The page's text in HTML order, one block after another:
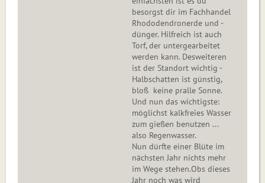
besorgst dir im Fachhandel
Rhododendronerde und -
dünger. Hilfreich ist auch
Torf, der untergearbeitet
werden kann. Desweiteren
ist der Standort wichtig -
Halbschatten ist günstig,
bloß keine pralle Sonne.
Und nun das wichtigste:
möglichst kalkfreies Wasser
zum gießen benutzen ...
also Regenwasser.
Nun dürfte einer Blüte im
nächsten Jahr nichts mehr
im Wege stehen.Obs dieses
Jahr noch was wird